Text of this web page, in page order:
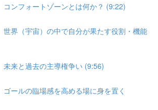
ンフォートゾーンとは何か？ (9:22)
界（宇宙）の中で自分が果たす役割・機能
来と過去の主導権争い (9:56)
ールの臨場感を高める場に身を置く